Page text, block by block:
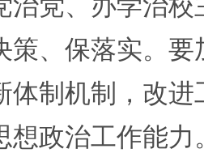
策、保落实。
体制机制，改
想政治工作能